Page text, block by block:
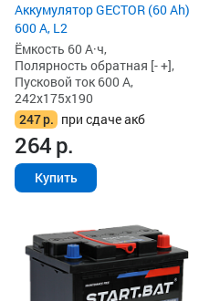
Аккумулятор GECTOR (60 Ah)
600 А, L2
Ёмкость 60 А·ч,
Полярность обратная [- +],
Пусковой ток 600 А,
242x175x190
247р. при сдаче акб
264р.
Купить